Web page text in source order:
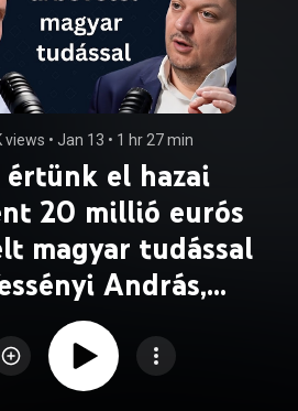
views • Jan 13 • 1 hr 27 min
el hazai
20 millió eurós
magyar tudással
András,